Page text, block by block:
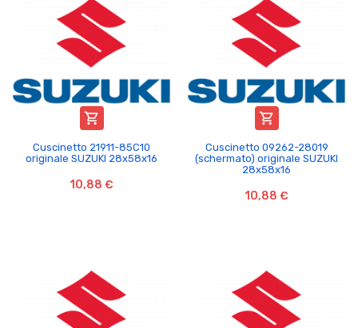

Cuscinetto 21911-85C10
originale SUZUKI 28x58x16
10,88 €

Cuscinetto 09262-28019
(schermato) originale SUZUKI
28x58x16
10,88 €